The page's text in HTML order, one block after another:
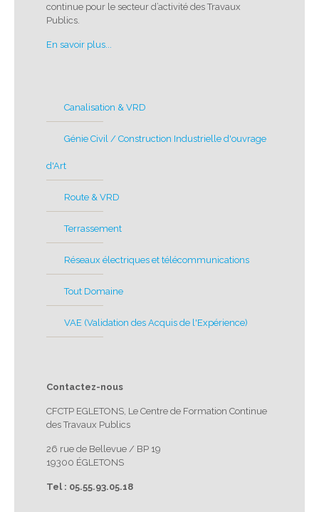
continue pour le secteur d’activité des Travaux
Publics.
En savoir plus...
Canalisation & VRD
Génie Civil / Construction Industrielle d'ouvrage
d'Art
Route & VRD
Terrassement
Réseaux électriques et télécommunications
Tout Domaine
VAE (Validation des Acquis de l'Expérience)
Contactez-nous
CFCTP EGLETONS, Le Centre de Formation Continue
des Travaux Publics
26 rue de Bellevue / BP 19
19300 ÉGLETONS
Tel : 05.55.93.05.18